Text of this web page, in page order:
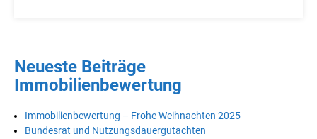
Neueste Beiträge
Immobilienbewertung
Immobilienbewertung – Frohe Weihnachten 2025
Bundesrat und Nutzungsdauergutachten